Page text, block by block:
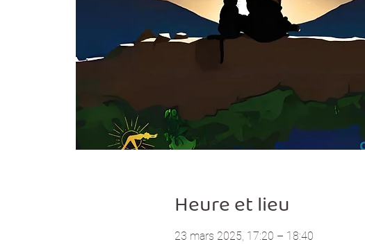
Heure et lieu
23 mars 2025, 17:20 – 18:40